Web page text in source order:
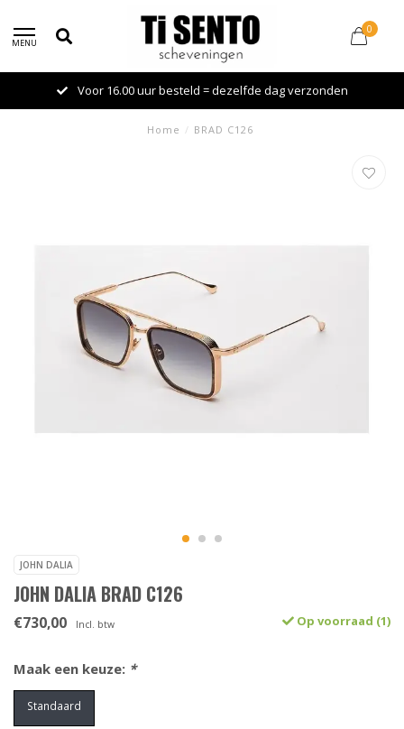
MENU
0
Voor 16.00 uur besteld = dezelfde dag verzonden
Home / BRAD C126
JOHN DALIA
JOHN DALIA BRAD C126
€730,00 Incl. btw Op voorraad (1)
Maak een keuze: *
Standaard